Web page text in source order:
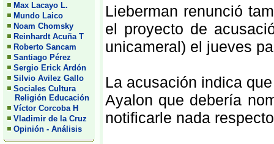
Max Lacayo L.
Mundo Laico
Noam Chomsky
Reinhardt Acuña T
Roberto Sancam
Santiago Pérez
Sergio Erick Ardón
Silvio Avilez Gallo
Sociales Cultura
Religión Educación
Víctor Corcoba H
Vladimir de la Cruz
Opinión - Análisis
Lieberman renunció
el proyecto de
unicameral) el jueves
La acusación indica
Ayalon que debería
notificarle nada